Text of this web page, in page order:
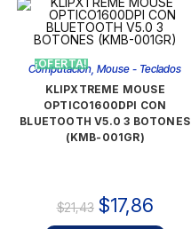
¡OFERTA!
Computación ,Mouse - Teclados
KLIPXTREME MOUSE
OPTICO1600DPI CON
BLUETOOTH V5.0 3 BOTONES
(KMB-001GR)
$21,43 $17,86